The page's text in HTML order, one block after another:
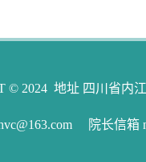
© 2024 地址 四川省内
院长信箱